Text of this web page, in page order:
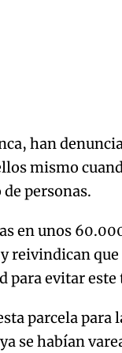
han
mismo
personas.
en unos
reivindican
para evitar este
parcela para
se habían